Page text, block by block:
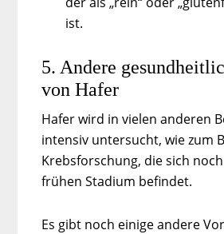
ist.
5. Andere
von Hafer
Hafer wird in vielen anderen
intensiv untersucht, wie zum
Krebsforschung, die sich
frühen Stadium befindet.
Es gibt noch einige andere